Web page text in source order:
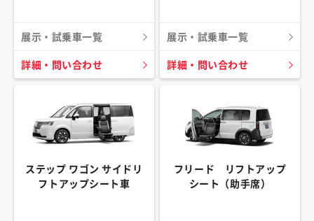
展示・試乗車一覧
詳細・問い合わせ
展示・試乗車一覧
詳細・問い合わせ
ステップ ワゴン サイドリ
フトアップシート車
フリード リフトアップ
シート（助手席）